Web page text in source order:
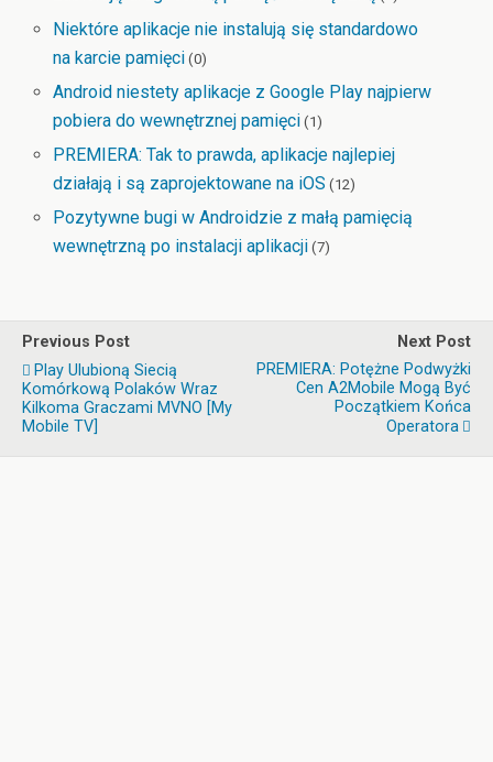
Niektóre aplikacje nie instalują się standardowo
na karcie pamięci (0)
Android niestety aplikacje z Google Play najpierw
pobiera do wewnętrznej pamięci (1)
PREMIERA: Tak to prawda, aplikacje najlepiej
działają i są zaprojektowane na iOS (12)
Pozytywne bugi w Androidzie z małą pamięcią
wewnętrzną po instalacji aplikacji (7)
Previous Post
Play Ulubioną Siecią
Komórkową Polaków Wraz
Kilkoma Graczami MVNO [My
Mobile TV]
Next Post
PREMIERA: Potężne Podwyżki
Cen A2Mobile Mogą Być
Początkiem Końca
Operatora